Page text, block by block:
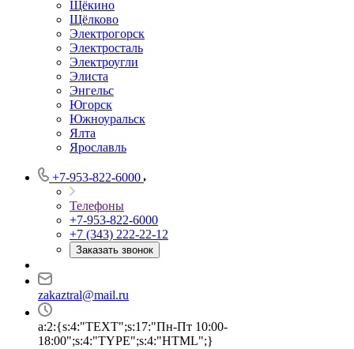
Щёкино
Щёлково
Электрогорск
Электросталь
Электроугли
Элиста
Энгельс
Югорск
Южноуральск
Ялта
Ярославль
+7-953-822-6000
Телефоны
+7-953-822-6000
+7 (343) 222-22-12
Заказать звонок
zakaztral@mail.ru
a:2:{s:4:"TEXT";s:17:"Пн-Пт 10:00-
18:00";s:4:"TYPE";s:4:"HTML";}